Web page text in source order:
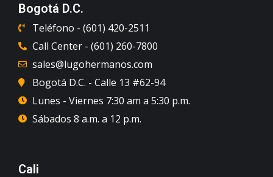
Bogotá D.C.
Teléfono - (601) 420-2511
Call Center - (601) 260-7800
sales@lugohermanos.com
Bogotá D.C. - Calle 13 #62-94
Lunes - Viernes 7:30 am a 5:30 p.m.
Sábados 8 a.m. a 12 p.m.
Cali